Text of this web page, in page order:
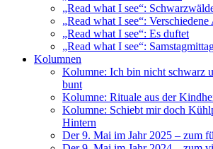
„Read what I see“:
„Read what I see“:
„Read what I see“: Es duftet
„Read what I see“:
Kolumnen
Kolumne: Ich bin nicht schwarz
bunt
Kolumne: Rituale aus der
Kolumne: Schiebt mir doch
Hintern
Der 9. Mai im Jahr 2025 – zum